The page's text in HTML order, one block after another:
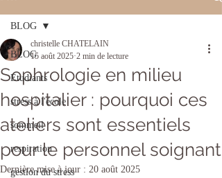
BLOG
Etudiants
stress à l'école
sommeil
respiration
gestion du stress
BLOG
Sophrologie en milieu
hospitalier : pourquoi ces
ateliers sont essentiels
pour le personnel soignant
christelle CHATELAIN
15 août 2025 2 min de lecture
Dernière mise à jour : 20 août 2025